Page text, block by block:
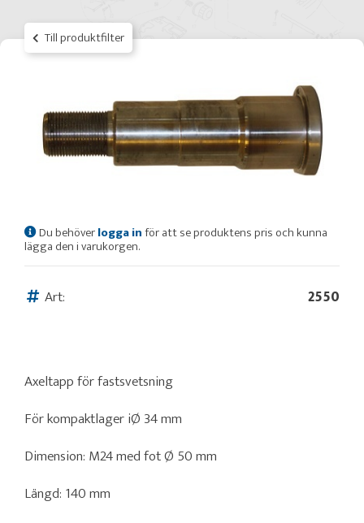
Till produktfilter
Du behöverlogga inför att se produktens pris och kunna
lägga den i varukorgen.
Art: 2550
Axeltapp för fastsvetsning
För kompaktlager iØ 34 mm
Dimension: M24 med fot Ø 50 mm
Längd: 140 mm